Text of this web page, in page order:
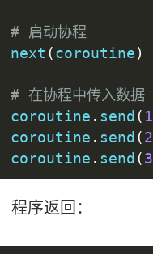
# 启动协程
next (coroutine)
# 在协程中传入数据
coroutine . send ( 1
coroutine . send (2
coroutine . send (3
程序返回：